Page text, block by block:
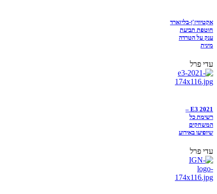
אקטיוויז'ן-בליזארד
חוטפת תביעת
ענק על הטרדה
מינית
עדי פרל
E3 2021 –
רשימת כל
המשחקים
שיופיעו באירוע
עדי פרל